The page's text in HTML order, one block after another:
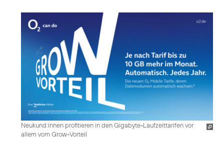
Neukund:innen profitieren in den Gigabyte-Laufzeittarifen vor
allem vom Grow-Vorteil